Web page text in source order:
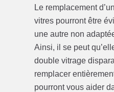
Le remplacement
vitres pourront être
une autre non
Ainsi, il se peut
double vitrage
remplacer
pourront vous aider